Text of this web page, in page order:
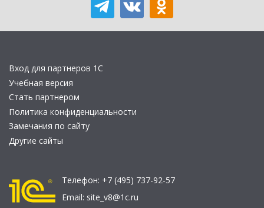
Вход для партнеров 1С
Учебная версия
Стать партнером
Политика конфиденциальности
Замечания по сайту
Другие сайты
Телефон: +7 (495) 737-92-57
Email: site_v8@1c.ru